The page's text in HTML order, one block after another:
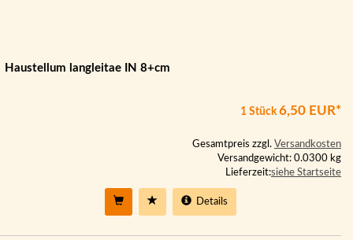
Haustellum langleitae IN 8+cm
1 Stück6,50 EUR*
Gesamtpreis zzgl. Versandkosten
Versandgewicht: 0.0300 kg
Lieferzeit:siehe Startseite
Details